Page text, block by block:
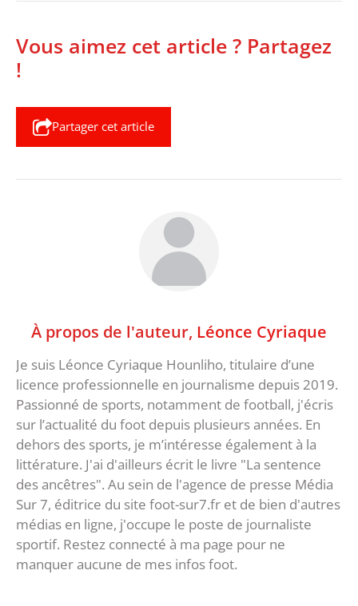
Vous aimez cet article ? Partagez
!
Partager cet article
À propos de l'auteur, Léonce Cyriaque
Je suis Léonce Cyriaque Hounliho, titulaire d’une
licence professionnelle en journalisme depuis 2019.
Passionné de sports, notamment de football, j'écris
sur l’actualité du foot depuis plusieurs années. En
dehors des sports, je m’intéresse également à la
littérature. J'ai d'ailleurs écrit le livre "La sentence
des ancêtres". Au sein de l'agence de presse Média
Sur 7, éditrice du site foot-sur7.fr et de bien d'autres
médias en ligne, j'occupe le poste de journaliste
sportif. Restez connecté à ma page pour ne
manquer aucune de mes infos foot.